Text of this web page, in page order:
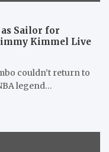
Sailor for
Kimmel Live
couldn’t return to
legend…